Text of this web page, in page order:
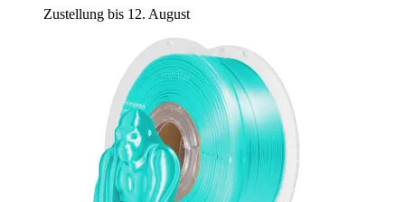
Zustellung bis 12. August